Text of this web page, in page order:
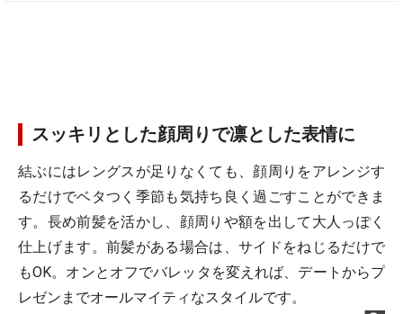
スッキリとした顔周りで凛とした表情に
結ぶにはレングスが足りなくても、顔周りをアレンジす
るだけでベタつく季節も気持ち良く過ごすことができま
す。長め前髪を活かし、顔周りや額を出して大人っぽく
仕上げます。前髪がある場合は、サイドをねじるだけで
もOK。オンとオフでバレッタを変えれば、デートからプ
レゼンまでオールマイティなスタイルです。